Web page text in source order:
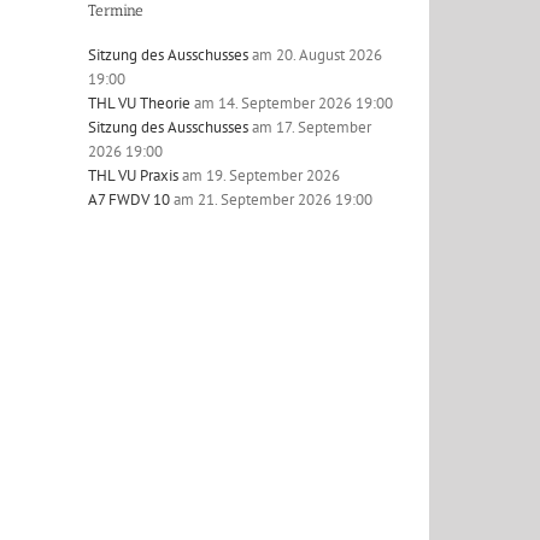
Termine
Sitzung des Ausschussesam 20. August 2026
19:00
THL VU Theorie am 14. September 2026 19:00
Sitzung des Ausschussesam 17. September
2026 19:00
THL VU Praxisam 19. September 2026
A7 FWDV 10am 21. September 2026 19:00